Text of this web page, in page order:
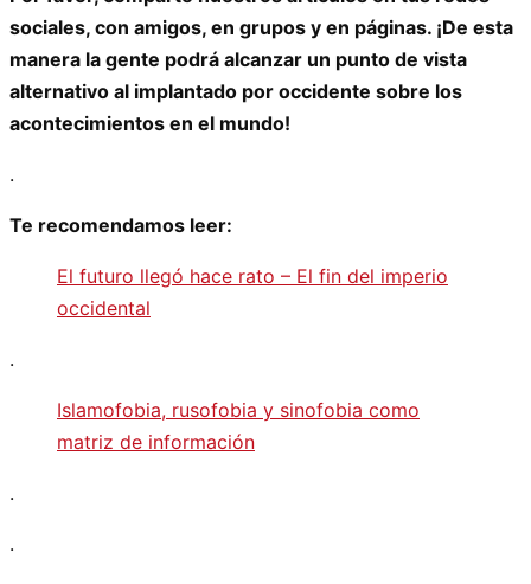
sociales, con amigos, en grupos y en páginas. ¡De esta
manera la gente podrá alcanzar un punto de vista
alternativo al implantado por occidente sobre los
acontecimientos en el mundo!
.
Te recomendamos leer:
El futuro llegó hace rato – El fin del imperio
occidental
.
Islamofobia, rusofobia y sinofobia como
matriz de información
.
.